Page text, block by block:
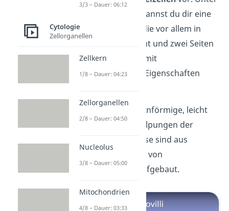
einer Epithelzelle kannst du dir eine
Zellart vorstellen, die vor allem in
Organen vorkommt und zwei Seiten
(apikal und basal) mit
unterschiedlichen Eigenschaften
Mikrovilli sind fadenförmige, leicht
bewegliche Ausstülpungen der
. Diese sind aus
mehreren Bündeln von
Aktinfilamenten aufgebaut.
3/3 – Dauer: 06:12
Cytologie
Zellorganellen
Zellkern
1/8 – Dauer: 04:23
Zellorganellen
2/8 – Dauer: 04:50
Nucleolus
3/8 – Dauer: 05:00
Mitochondrien
4/8 – Dauer: 03:33